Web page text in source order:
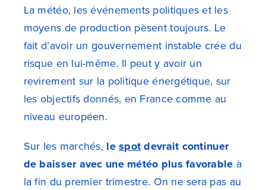
La météo, les événements politiques et les
moyens de production pèsent toujours. Le
fait d’avoir un gouvernement instable crée du
risque en lui-même. Il peut y avoir un
revirement sur la politique énergétique, sur
les objectifs donnés, en France comme au
niveau européen.
Sur les marchés, lespotdevrait continuer
de baisser avec une météo plus favorable à
la fin du premier trimestre. On ne sera pas au